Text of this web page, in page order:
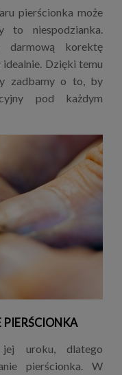
pierścionka może
to niespodzianka.
darmową korektę
Dzięki temu
zadbamy o to, by
pod każdym
PIERŚCIONKA
uroku, dlatego
pierścionka. W